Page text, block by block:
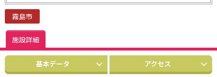
おみやげを買う
温泉
レジャー&
リラクゼーション
霧島市
施設詳細
基本データ アクセス